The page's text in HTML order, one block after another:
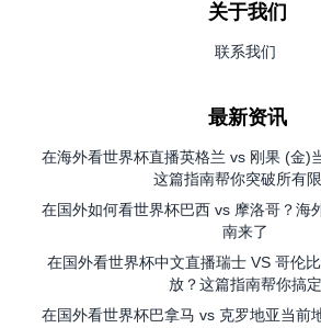
关于我们
联系我们
最新资讯
在海外看世界杯直播英格兰 vs 刚果 (金)
这篇指南帮你突破所有
在国外如何看世界杯巴西 vs 摩洛哥？海
南来了
在国外看世界杯中文直播瑞士 VS 哥伦
放？这篇指南帮你搞定
在国外看世界杯巴拿马 vs 克罗地亚当前